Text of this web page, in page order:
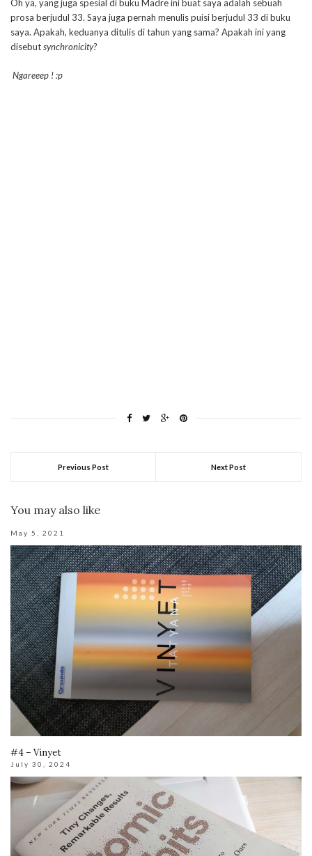
Oh ya, yang juga spesial di buku Madre ini buat saya adalah sebuah
prosa berjudul 33. Saya juga pernah menulis puisi berjudul 33 di buku
saya. Apakah, keduanya ditulis di tahun yang sama? Apakah ini yang
disebutsynchronicity?
Ngareeep ! :p
Previous Post Next Post
You may also like
May 5, 2021
#4 – Vinyet
July 30, 2024